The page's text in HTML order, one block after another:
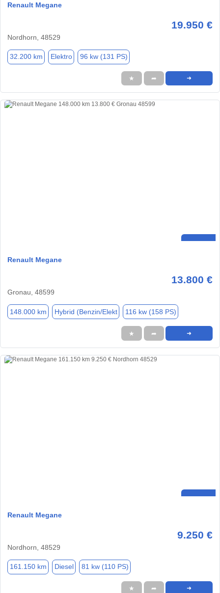
Renault Megane
19.950 €
Nordhorn, 48529
32.200 km Elektro 96 kw (131 PS)
★ ➦ ➜
Renault Megane
13.800 €
Gronau, 48599
148.000 km Hybrid (Benzin/Elekt 116 kw (158 PS)
★ ➦ ➜
Renault Megane
9.250 €
Nordhorn, 48529
161.150 km Diesel 81 kw (110 PS)
★ ➦ ➜